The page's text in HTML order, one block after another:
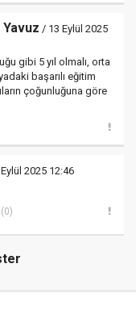
/ 13 Eylül 2025
gibi 5 yıl olmalı, orta
başarılı eğitim
çoğunluğuna göre
2025 12:46
(0)